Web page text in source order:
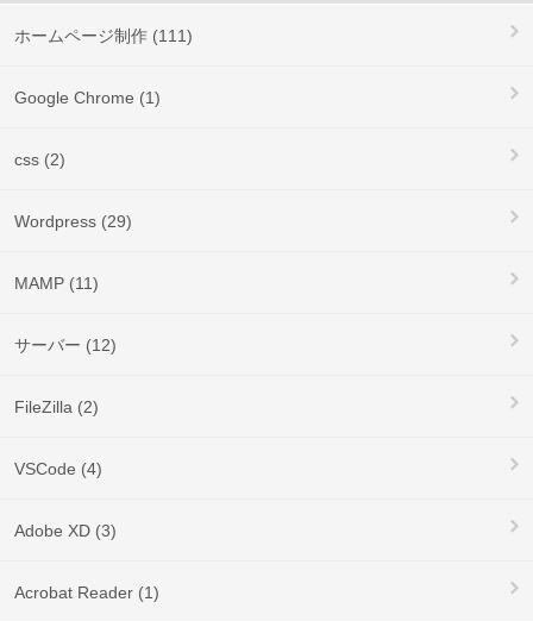
ホームページ制作 (111)
Google Chrome (1)
css (2)
Wordpress (29)
MAMP (11)
サーバー (12)
FileZilla (2)
VSCode (4)
Adobe XD (3)
Acrobat Reader (1)